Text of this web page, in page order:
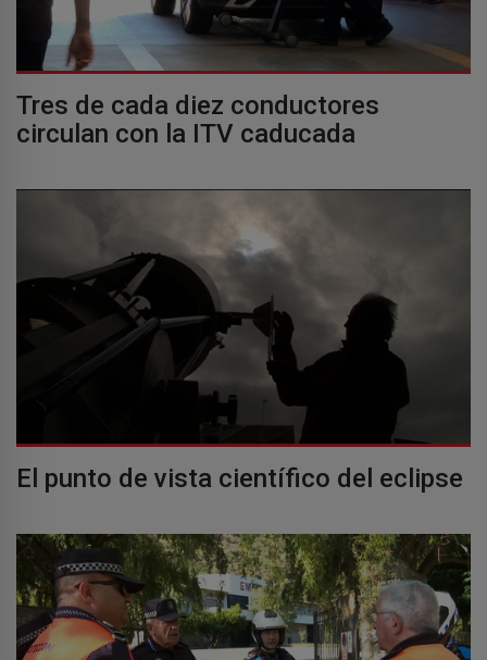
Tres de cada diez conductores
circulan con la ITV caducada
El punto de vista científico del eclipse